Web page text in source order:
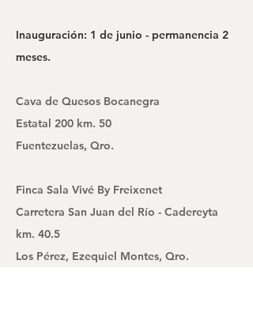
Inauguración: 1 de junio - permanencia 2
meses.
Cava de Quesos Bocanegra
Estatal 200 km. 50
Fuentezuelas, Qro.
Finca Sala Vivé By Freixenet
Carretera San Juan del Río - Cadereyta
km. 40.5
Los Pérez, Ezequiel Montes, Qro.